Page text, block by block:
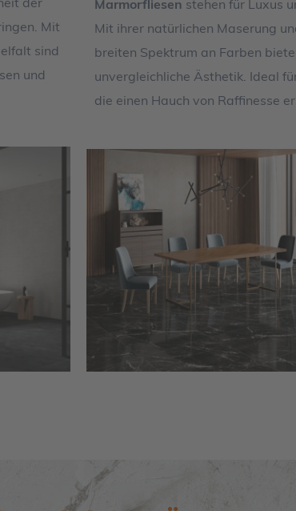
Mit
sind
und
Marmorfliesen stehen für Luxus
Mit ihrer natürlichen Maserung
breiten Spektrum an Farben
unvergleichliche Ästhetik. Ideal
die einen Hauch von Raffinesse